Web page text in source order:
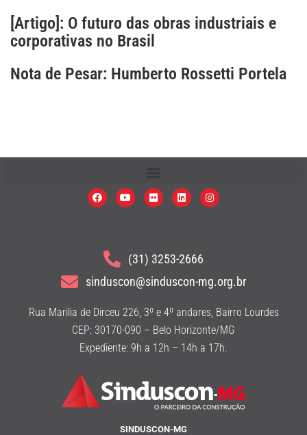
[Artigo]: O futuro das obras industriais e
corporativas no Brasil
Nota de Pesar: Humberto Rossetti Portela
(31) 3253-2666
sinduscon@sinduscon-mg.org.br
Rua Marilia de Dirceu 226, 3º e 4º andares, Bairro Lourdes
CEP: 30170-090 – Belo Horizonte/MG
Expediente: 9h a 12h – 14h a 17h.
SINDUSCON-MG